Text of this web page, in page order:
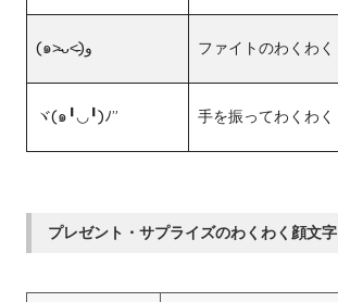
(๑˃̵ᴗ˂̵)و ファイトのわくわく
ヾ(๑╹◡╹)ﾉ” 手を振ってわくわく
プレゼント・サプライズのわくわく顔文字